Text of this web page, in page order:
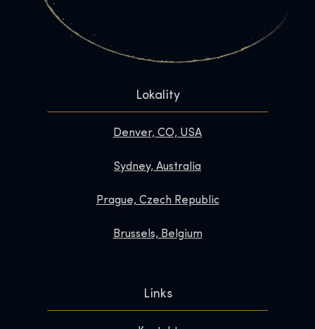
Lokality
Denver, CO, USA
Sydney, Australia
Prague, Czech Republic
Brussels, Belgium
Links